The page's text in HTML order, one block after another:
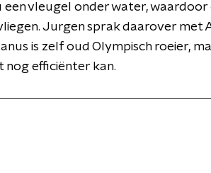
vleugel onder water, waardoor
Jurgen sprak daarover met
is zelf oud Olympisch roeier,
efficiënter kan.